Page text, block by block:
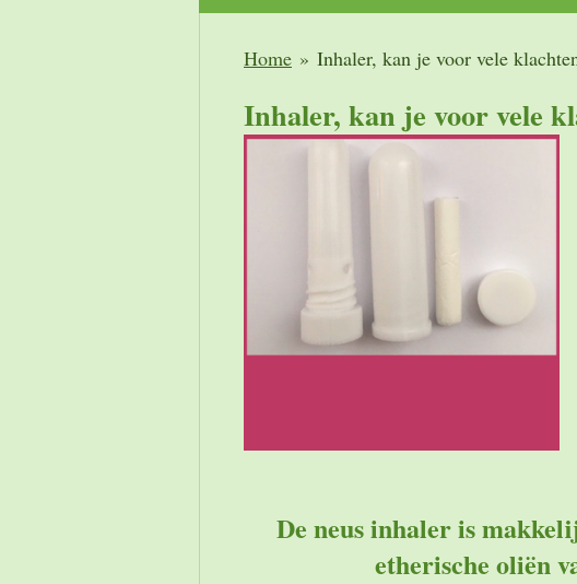
Home » Inhaler, kan je voor vele
Inhaler, kan je voor vele
De neus inhaler is
etherische oliën